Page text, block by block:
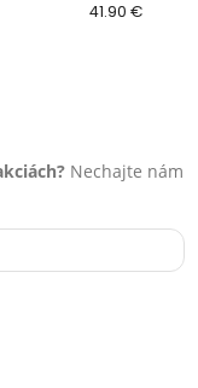
41.90 €
Nechajte nám